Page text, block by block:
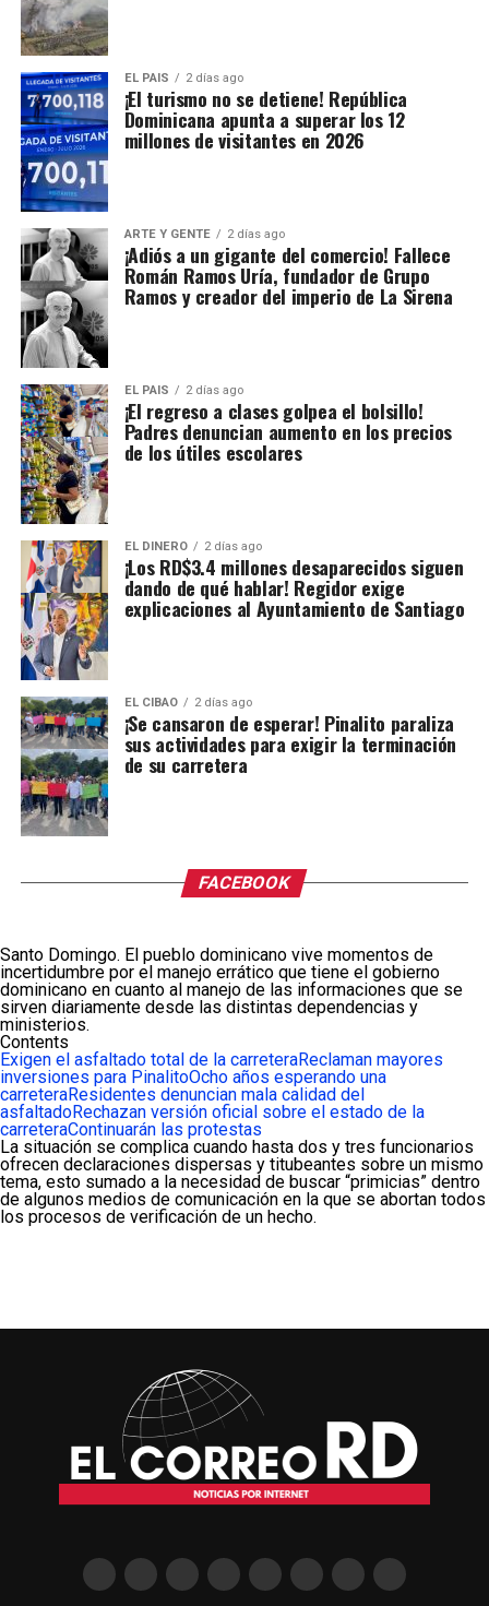
EL PAIS 2 días ago
¡El turismo no se detiene! República
Dominicana apunta a superar los 12
millones de visitantes en 2026
ARTE Y GENTE 2 días ago
¡Adiós a un gigante del comercio! Fallece
Román Ramos Uría, fundador de Grupo
Ramos y creador del imperio de La Sirena
EL PAIS 2 días ago
¡El regreso a clases golpea el bolsillo!
Padres denuncian aumento en los precios
de los útiles escolares
EL DINERO 2 días ago
¡Los RD$3.4 millones desaparecidos siguen
dando de qué hablar! Regidor exige
explicaciones al Ayuntamiento de Santiago
EL CIBAO 2 días ago
¡Se cansaron de esperar! Pinalito paraliza
sus actividades para exigir la terminación
de su carretera
FACEBOOK
Santo Domingo. El pueblo dominicano vive momentos de
incertidumbre por el manejo errático que tiene el gobierno
dominicano en cuanto al manejo de las informaciones que se
sirven diariamente desde las distintas dependencias y
ministerios.
Contents
Exigen el asfaltado total de la carreteraReclaman mayores
inversiones para PinalitoOcho años esperando una
carreteraResidentes denuncian mala calidad del
asfaltadoRechazan versión oficial sobre el estado de la
carreteraContinuarán las protestas
La situación se complica cuando hasta dos y tres funcionarios
ofrecen declaraciones dispersas y titubeantes sobre un mismo
tema, esto sumado a la necesidad de buscar “primicias” dentro
de algunos medios de comunicación en la que se abortan todos
los procesos de verificación de un hecho.